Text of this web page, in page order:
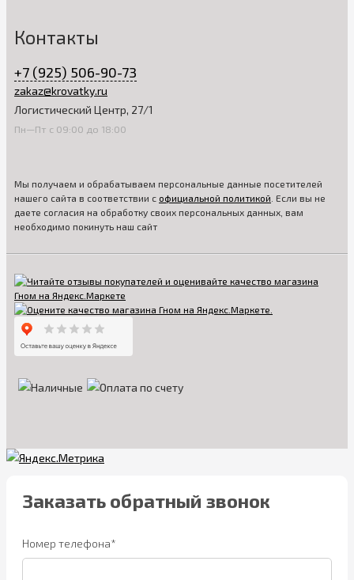
Контакты
+7 (925) 506-90-73
zakaz@krovatky.ru
Логистический Центр, 27/1
Пн—Пт с 09:00 до 18:00
Мы получаем и обрабатываем персональные данные посетителей
нашего сайта в соответствии с официальной политикой . Если вы не
даете согласия на обработку своих персональных данных, вам
необходимо покинуть наш сайт
Заказать обратный звонок
Номер телефона*